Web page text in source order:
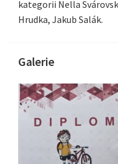
kategorii Nella
Hrudka, Jakub Salák.
Galerie